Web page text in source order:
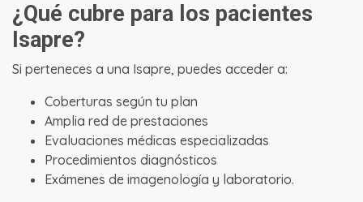
¿Qué cubre para los pacientes
Isapre?
Si perteneces a una Isapre, puedes acceder a:
Coberturas según tu plan
Amplia red de prestaciones
Evaluaciones médicas especializadas
Procedimientos diagnósticos
Exámenes de imagenología y laboratorio.